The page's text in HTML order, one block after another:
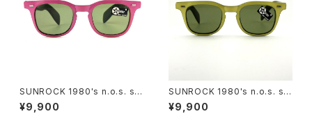
SUNROCK 1980's n.o.s. su
nglasses- Pink/Black fram
e x green lens
¥9,900
SUNROCK 1980's n.o.s. su
nglasses-Yellow/Black fra
me x grey lens
¥9,900